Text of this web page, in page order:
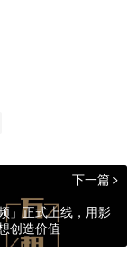
下一篇
」正式上线，用影
创造价值